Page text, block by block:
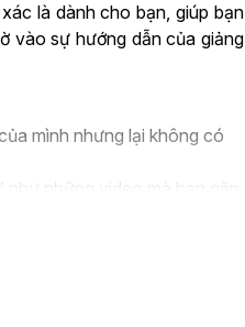
là dành cho bạn, giúp bạn
vào sự hướng dẫn của giảng
mình nhưng lại không có
những video mà bạn gặp
nhưng yêu cầu trong công
suất công việc thấp.